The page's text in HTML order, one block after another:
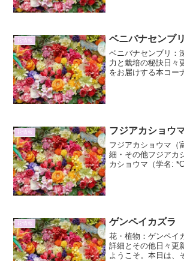
花情報 ベニバナセンブリ
ベニバナセンブリ：
力と栽培の秘訣日々
をお届けする本コー
花情報 フジアカショウ
フジアカショウマ（
細・その他フジアカ
カショウマ（学名:
花情報 ゲンペイカズラ
花・植物：ゲンペイ
詳細とその他日々更
ようこそ。本日は、